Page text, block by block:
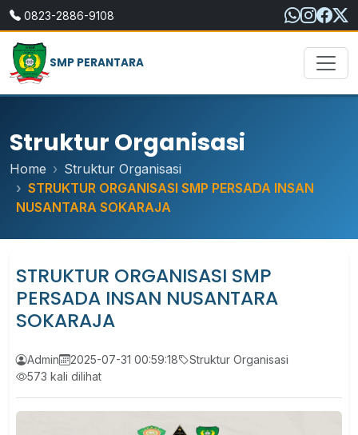
0823-2886-9108
SMP PERANTARA
Struktur Organisasi
Home
Struktur Organisasi
STRUKTUR ORGANISASI SMP PERSADA INSAN
NUSANTARA SOKARAJA
STRUKTUR ORGANISASI SMP
PERSADA INSAN NUSANTARA
SOKARAJA
Admin 2025-07-31 00:59:18
Struktur Organisasi
573 kali dilihat